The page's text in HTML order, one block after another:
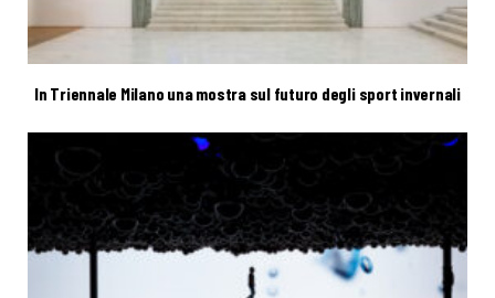
In Triennale Milano una mostra sul futuro degli sport invernali